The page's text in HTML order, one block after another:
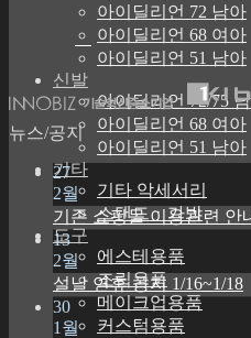
아이딜리언 72 남아
아이딜리언 68 여아
아이딜리언 51 남아
신발
아이딜리언 72/75
아이딜리언 68 여아
아이딜리언 51 남아
기타
기타 악세서리
스탠드ㆍ가방
도구
에스테용품
조립용품
메이크업용품
커스텀용품
뉴스/공지
27
2월
기존 쇼핑몰 이용관련 안
13
2월
설날 연휴 공지 1/16~1/18
30
1월